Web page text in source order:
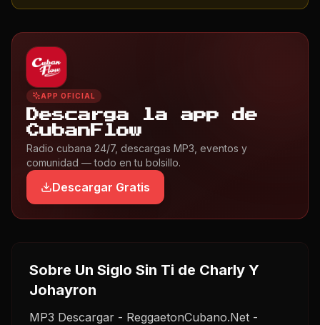
APP OFICIAL
Descarga la app de
CubanFlow
Radio cubana 24/7, descargas MP3, eventos y
comunidad — todo en tu bolsillo.
Descargar Gratis
Sobre Un Siglo Sin Ti de Charly Y
Johayron
MP3 Descargar - ReggaetonCubano.Net -